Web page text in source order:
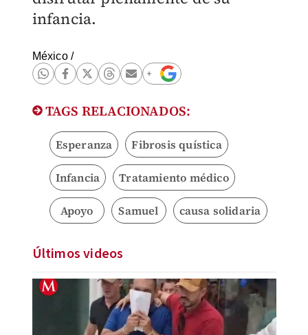
infancia.
México/
TAGS RELACIONADOS:
Esperanza Fibrosis quística
Infancia Tratamiento médico
Apoyo Samuel causa solidaria
Últimos videos